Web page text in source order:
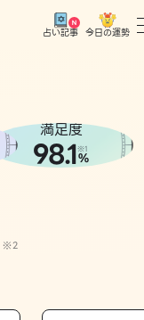
占い記事 今日の運勢
満足度
98.1※1
%
※2